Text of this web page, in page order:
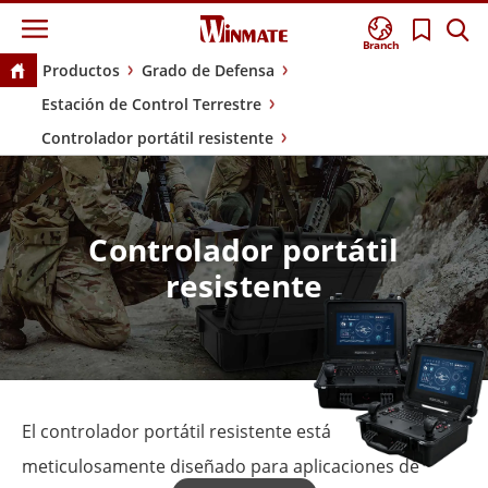
Branch
Productos
Grado de Defensa
Estación de Control Terrestre
Controlador portátil resistente
Controlador portátil
resistente
El controlador portátil resistente está
meticulosamente diseñado para aplicaciones de